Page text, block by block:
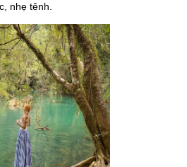
nhẹ tênh.